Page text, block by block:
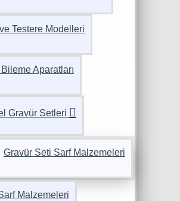
Testere Modelleri
Bileme Aparatları
Gravür Setleri
Gravür Seti Sarf Malzemeleri
Malzemeleri